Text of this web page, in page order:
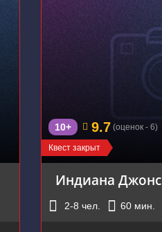
Квест закрыт
10+ 9.7 (оценок - 6)
Индиана Джонс
2-8 чел. 60 мин.